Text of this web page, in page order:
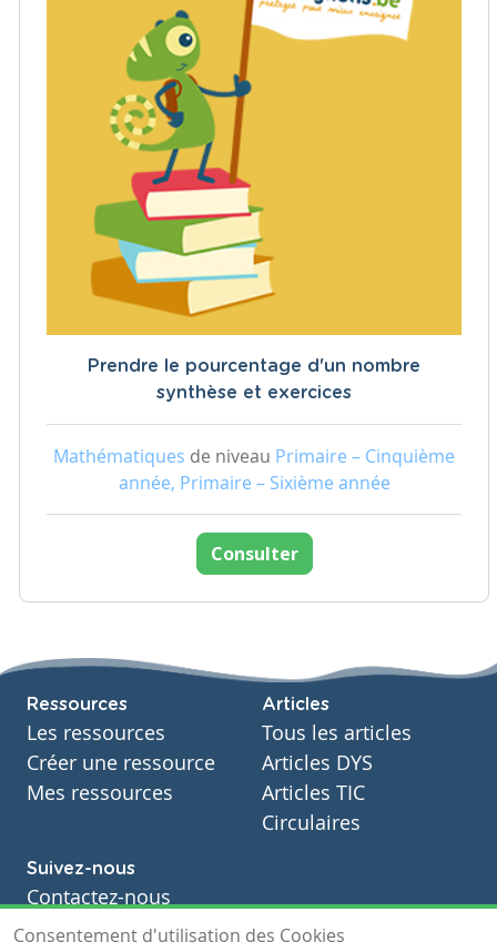
Prendre le pourcentage d'un nombre
synthèse et exercices
Mathématiques de niveau Primaire – Cinquième
année, Primaire – Sixième année
Consulter
Ressources
Les ressources
Créer une ressource
Mes ressources
Articles
Tous les articles
Articles DYS
Articles TIC
Circulaires
Suivez-nous
Contactez-nous
Soutien scolaire
Consentement d'utilisation des Cookies